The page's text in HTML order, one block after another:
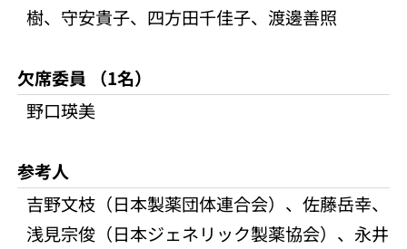
樹、守安貴子、四方田千佳子、渡邊善照
欠席委員 （1名）
野口瑛美
参考人
吉野文枝（日本製薬団体連合会）、佐藤岳幸、
浅見宗俊（日本ジェネリック製薬協会）、永井